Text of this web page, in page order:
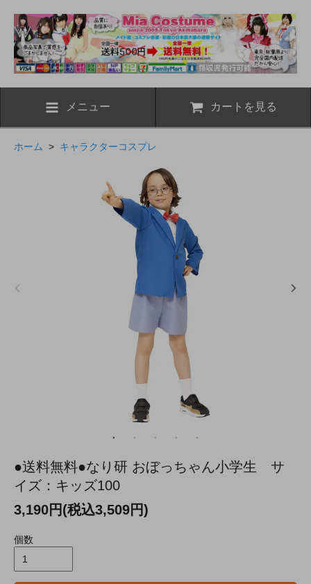
メニュー カートを見る
ホーム > キャラクターコスプレ
●送料無料●なり研 おぼっちゃん小学生 サ
イズ：キッズ100
3,190円(税込3,509円)
個数